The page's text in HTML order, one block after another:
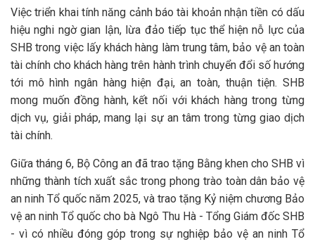
Việc triển khai tính năng cảnh báo tài khoản nhận tiền có dấu
hiệu nghi ngờ gian lận, lừa đảo tiếp tục thể hiện nỗ lực của
SHB trong việc lấy khách hàng làm trung tâm, bảo vệ an toàn
tài chính cho khách hàng trên hành trình chuyển đổi số hướng
tới mô hình ngân hàng hiện đại, an toàn, thuận tiện. SHB
mong muốn đồng hành, kết nối với khách hàng trong từng
dịch vụ, giải pháp, mang lại sự an tâm trong từng giao dịch
tài chính.
Giữa tháng 6, Bộ Công an đã trao tặng Bằng khen cho SHB vì
những thành tích xuất sắc trong phong trào toàn dân bảo vệ
an ninh Tổ quốc năm 2025, và trao tặng Kỷ niệm chương Bảo
vệ an ninh Tổ quốc cho bà Ngô Thu Hà - Tổng Giám đốc SHB
- vì có nhiều đóng góp trong sự nghiệp bảo vệ an ninh Tổ